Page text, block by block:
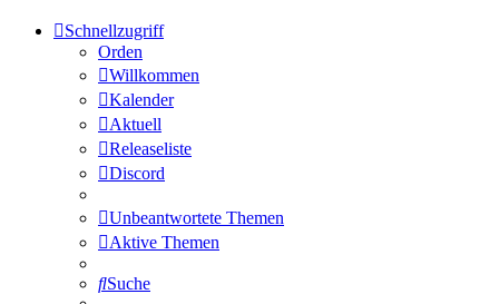
Schnellzugriff
Orden
Willkommen
Kalender
Aktuell
Releaseliste
Discord
Unbeantwortete Themen
Aktive Themen
Suche